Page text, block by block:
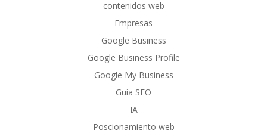
contenidos web
Empresas
Google Business
Google Business Profile
Google My Business
Guia SEO
IA
Poscionamiento web